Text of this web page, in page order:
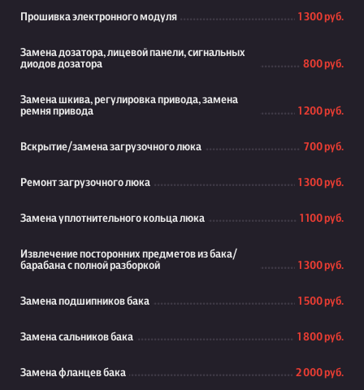
Прошивка электронного модуля 1 300 руб.
Замена дозатора, лицевой панели, сигнальных
диодов дозатора
800 руб.
Замена шкива, регулировка привода, замена
ремня привода
1 200 руб.
Вскрытие/замена загрузочного люка 700 руб.
Ремонт загрузочного люка 1 300 руб.
Замена уплотнительного кольца люка 1 100 руб.
Извлечение посторонних предметов из бака/
барабана с полной разборкой
1 300 руб.
Замена подшипников бака 1 500 руб.
Замена сальников бака 1 800 руб.
Замена фланцев бака 2 000 руб.